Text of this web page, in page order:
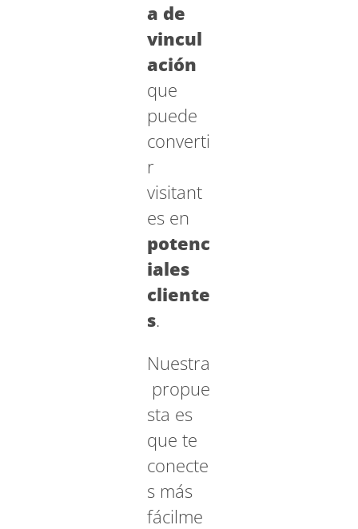
a de
vincul
ación
que
puede
converti
r
visitant
es en
potenc
iales
cliente
s.
Nuestra
propue
sta es
que te
conecte
s más
fácilme